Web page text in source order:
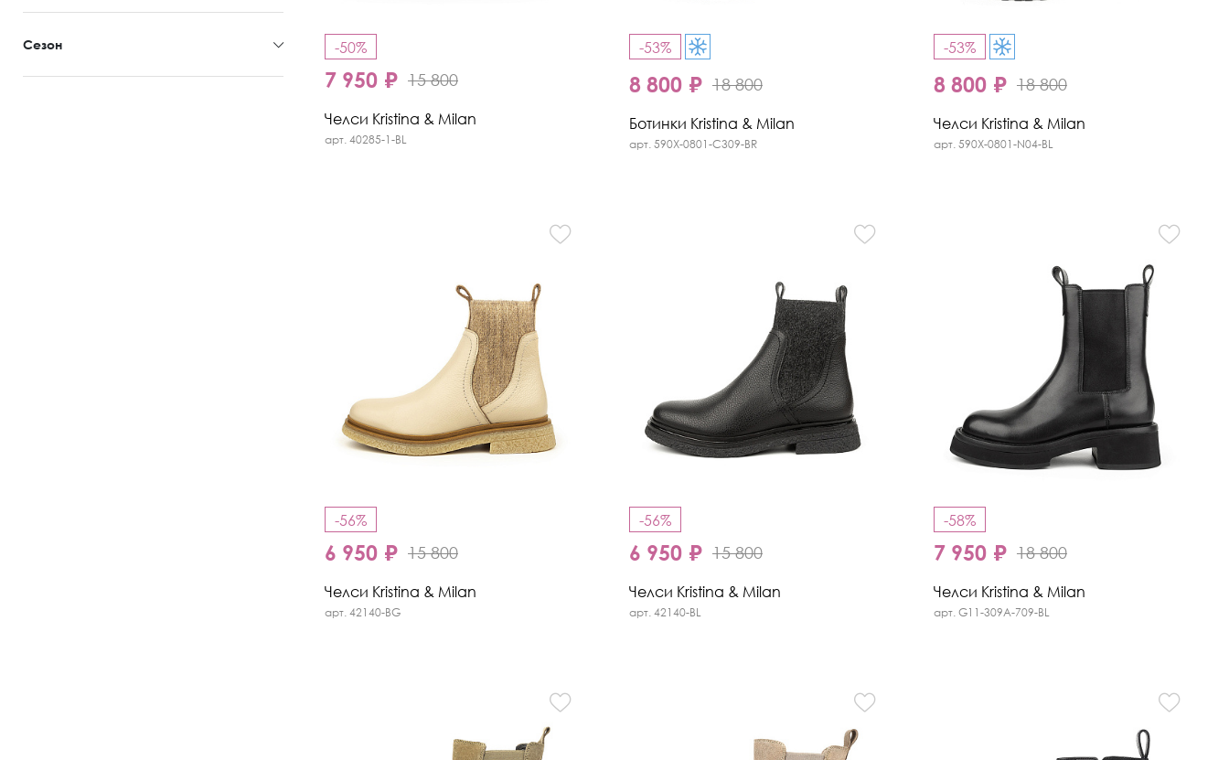
Сезон -50%
7 950 ₽ 15 800
Челси Kristina & Milan
арт. 40285-1-BL
-53%
8 800 ₽ 18 800
Ботинки Kristina & Milan
арт. 590X-0801-C309-BR
-53%
8 800 ₽ 18 800
Челси Kristina & Milan
арт. 590X-0801-N04-BL
-56%
6 950 ₽ 15 800
Челси Kristina & Milan
арт. 42140-BG
-56%
6 950 ₽ 15 800
Челси Kristina & Milan
арт. 42140-BL
-58%
7 950 ₽ 18 800
Челси Kristina & Milan
арт. G11-309A-709-BL